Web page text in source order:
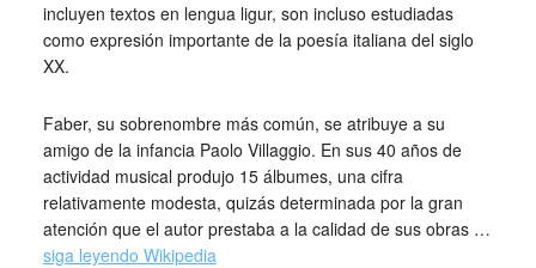
incluyen textos en lengua ligur, son incluso estudiadas
como expresión importante de la poesía italiana del siglo
XX.
Faber, su sobrenombre más común, se atribuye a su
amigo de la infancia Paolo Villaggio. En sus 40 años de
actividad musical produjo 15 álbumes, una cifra
relativamente modesta, quizás determinada por la gran
atención que el autor prestaba a la calidad de sus obras …
siga leyendo Wikipedia